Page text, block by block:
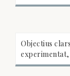
Objectius